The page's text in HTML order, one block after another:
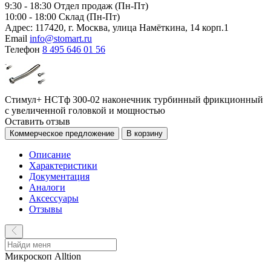
9:30 - 18:30 Отдел продаж (Пн-Пт)
10:00 - 18:00 Склад (Пн-Пт)
Адрес: 117420, г. Москва, улица Намёткина, 14 корп.1
Email info@stomart.ru
Телефон 8 495 646 01 56
Стимул+ НСТф 300-02 наконечник турбинный фрикционный
с увеличенной головкой и мощностью
Оставить отзыв
Коммерческое предложение В корзину
Описание
Характеристики
Документация
Аналоги
Аксессуары
Отзывы
Микроскоп Alltion